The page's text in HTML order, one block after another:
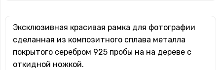
Эксклюзивная красивая рамка для фотографии
сделанная из композитного сплава металла
покрытого серебром 925 пробы на на дереве с
откидной ножкой.